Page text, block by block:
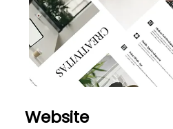
Website